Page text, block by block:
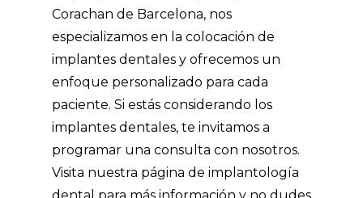
Corachan de Barcelona, nos
especializamos en la colocación de
implantes dentales y ofrecemos un
enfoque personalizado para cada
paciente. Si estás considerando los
implantes dentales, te invitamos a
programar una consulta con nosotros.
Visita nuestra página de implantología